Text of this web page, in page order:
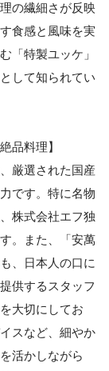
の繊細さが反映
食感と風味を実
「特製ユッケ」
して知られてい
品料理】
厳選された国産
です。特に名物
株式会社エフ独
。また、「安萬
、日本人の口に
供するスタッフ
大切にしてお
スなど、細やか
活かしながら